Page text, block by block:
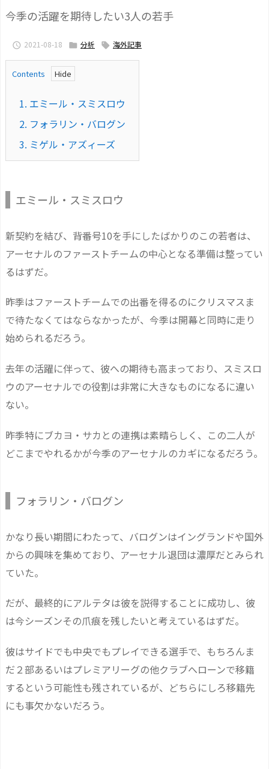
今季の活躍を期待したい3人の若手
 2021-08-18  分析  海外記事
Contents
1. エミール・スミスロウ
2. フォラリン・バログン
3. ミゲル・アズィーズ
エミール・スミスロウ
新契約を結び、背番号10を手にしたばかりのこの若者は、
アーセナルのファーストチームの中心となる準備は整ってい
るはずだ。
昨季はファーストチームでの出番を得るのにクリスマスま
で待たなくてはならなかったが、今季は開幕と同時に走り
始められるだろう。
去年の活躍に伴って、彼への期待も高まっており、スミスロ
ウのアーセナルでの役割は非常に大きなものになるに違い
ない。
昨季特にブカヨ・サカとの連携は素晴らしく、この二人が
どこまでやれるかが今季のアーセナルのカギになるだろう。
フォラリン・バログン
かなり長い期間にわたって、バログンはイングランドや国外
からの興味を集めており、アーセナル退団は濃厚だとみられ
ていた。
だが、最終的にアルテタは彼を説得することに成功し、彼
は今シーズンその爪痕を残したいと考えているはずだ。
彼はサイドでも中央でもプレイできる選手で、もちろんま
だ２部あるいはプレミアリーグの他クラブへローンで移籍
するという可能性も残されているが、どちらにしろ移籍先
にも事欠かないだろう。